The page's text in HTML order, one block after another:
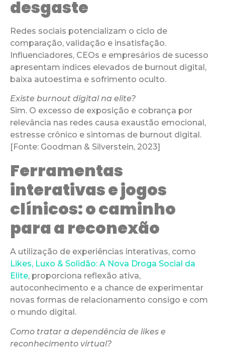
desgaste
Redes sociais potencializam o ciclo de
comparação, validação e insatisfação.
Influenciadores, CEOs e empresários de sucesso
apresentam índices elevados de burnout digital,
baixa autoestima e sofrimento oculto.
Existe burnout digital na elite?
Sim. O excesso de exposição e cobrança por
relevância nas redes causa exaustão emocional,
estresse crônico e sintomas de burnout digital.
[Fonte: Goodman & Silverstein, 2023]
Ferramentas
interativas e jogos
clínicos: o caminho
para a reconexão
A utilização de experiências interativas, como
Likes, Luxo & Solidão: A Nova Droga Social da
Elite, proporciona reflexão ativa,
autoconhecimento e a chance de experimentar
novas formas de relacionamento consigo e com
o mundo digital.
Como tratar a dependência de likes e
reconhecimento virtual?